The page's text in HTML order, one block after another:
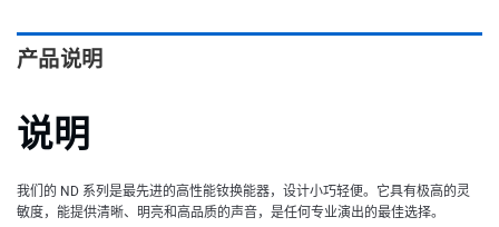
产品说明
说明
我们的 ND 系列是最先进的高性能钕换能器，设计小巧轻便。它具有极高的灵
敏度，能提供清晰、明亮和高品质的声音，是任何专业演出的最佳选择。